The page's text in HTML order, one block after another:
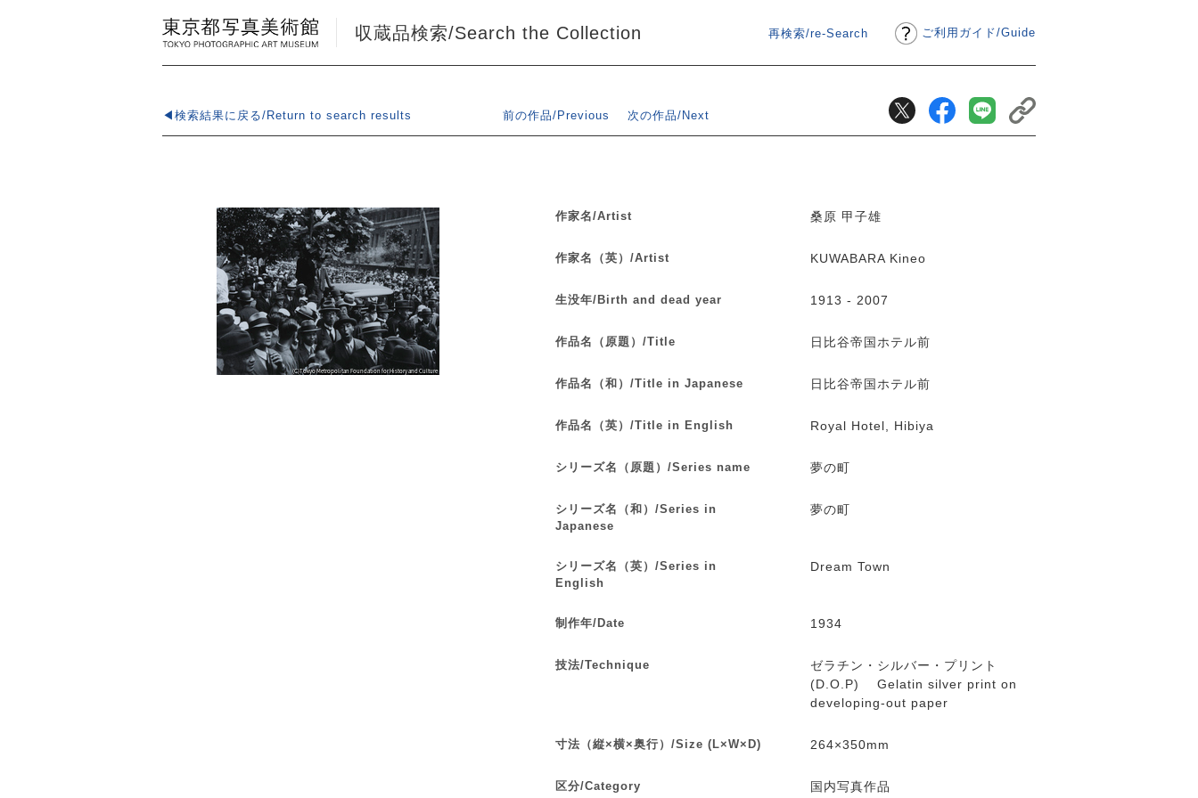
ご利用ガイド/Guide
収蔵品検索/Search the Collection 再検索/re-Search
◀検索結果に戻る/Return to search results 前の作品/Previous 次の作品/Next
作家名/Artist 桑原 甲子雄
作家名（英）/Artist KUWABARA Kineo
生没年/Birth and dead year 1913 - 2007
作品名（原題）/Title 日比谷帝国ホテル前
作品名（和）/Title in Japanese 日比谷帝国ホテル前
作品名（英）/Title in English Royal Hotel, Hibiya
シリーズ名（原題）/Series name 夢の町
シリーズ名（和）/Series in
Japanese
夢の町
シリーズ名（英）/Series in
English
Dream Town
制作年/Date 1934
技法/Technique
ゼラチン・シルバー・プリント
(D.O.P) Gelatin silver print on
developing-out paper
寸法（縦×横×奥行）/Size (L×W×D) 264×350mm
区分/Category 国内写真作品